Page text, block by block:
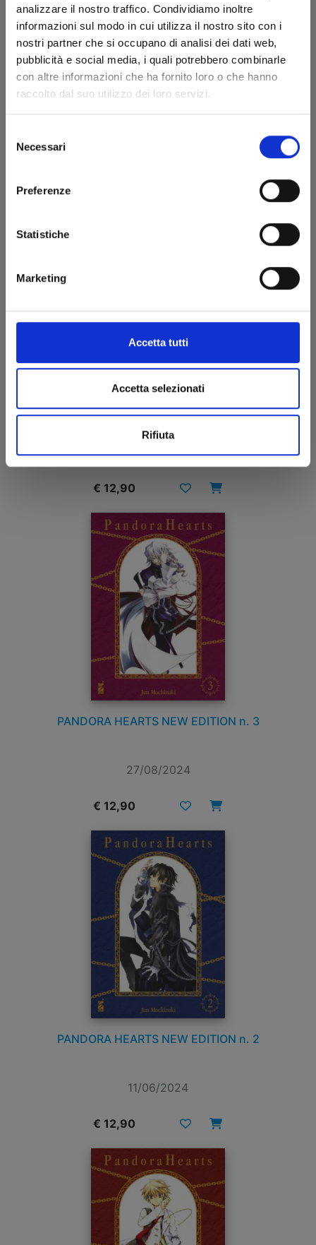
analizzare il nostro traffico. Condividiamo inoltre
informazioni sul modo in cui utilizza il nostro sito con i
nostri partner che si occupano di analisi dei dati web,
pubblicità e social media, i quali potrebbero combinarle
con altre informazioni che ha fornito loro o che hanno
raccolto dal suo utilizzo dei loro servizi.
delNecessari
Preferenze
Statistiche
Marketing
Accetta tutti
Accetta selezionati
Rifiuta
15/10/2024
€ 12,90
PANDORA HEARTS NEW EDITION n. 3
27/08/2024
€ 12,90
PANDORA HEARTS NEW EDITION n. 2
11/06/2024
€ 12,90